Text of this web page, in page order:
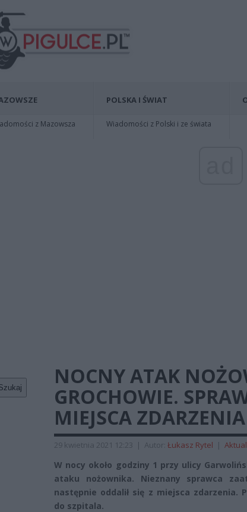
z Mazowsza
POLSKA I ŚWIAT
Wiadomości z Polski i ze świata
NOCNY ATAK
GROCHOWIE.
MIEJSCA ZDARZENIA
29 kwietnia 2021 12:23 | Autor: Łukasz Rytel |
W nocy około godziny 1 przy ulicy
ataku nożownika. Nieznany sprawca
następnie oddalił się z miejsca zdarzenia.
do szpitala.